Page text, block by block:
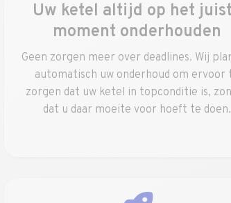
Uw ketel altijd op het
moment onderhouden
Geen zorgen meer over deadlines. Wij
automatisch uw onderhoud om ervoor
zorgen dat uw ketel in topconditie is,
dat u daar moeite voor hoeft te doen.